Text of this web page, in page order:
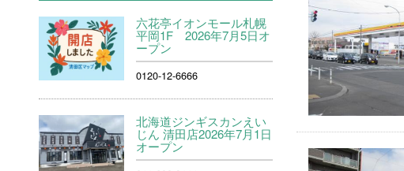
六花亭イオンモール札幌
平岡1F 2026年7月5日オ
ープン
0120-12-6666
北海道ジンギスカンえい
じん 清田店2026年7月1日
オープン